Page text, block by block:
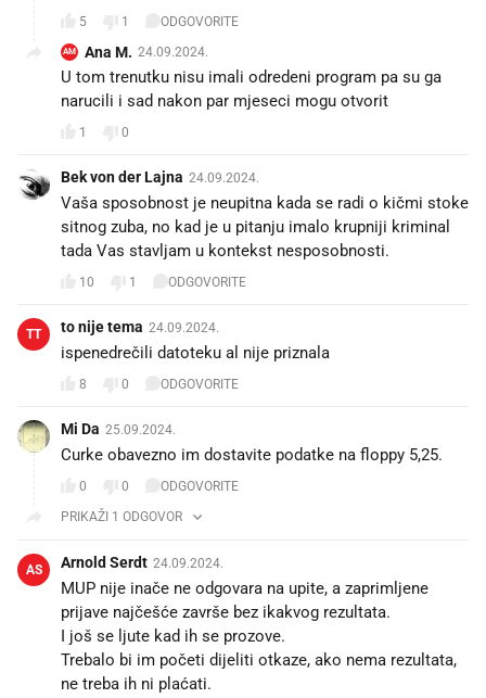
5 1 ODGOVORITE
AM Ana M. 24.09.2024.
U tom trenutku nisu imali odredeni program pa su ga
narucili i sad nakon par mjeseci mogu otvorit
1 0
Bek von der Lajna 24.09.2024.
Vaša sposobnost je neupitna kada se radi o kičmi stoke
sitnog zuba, no kad je u pitanju imalo krupniji kriminal
tada Vas stavljam u kontekst nesposobnosti.
10 1 ODGOVORITE
TT to nije tema 24.09.2024.
ispenedrečili datoteku al nije priznala
8 0 ODGOVORITE
Mi Da 25.09.2024.
Curke obavezno im dostavite podatke na floppy 5,25.
0 0
ODGOVORITE
PRIKAŽI 1 ODGOVOR
AS Arnold Serdt 24.09.2024.
MUP nije inače ne odgovara na upite, a zaprimljene
prijave najčešće završe bez ikakvog rezultata.
I još se ljute kad ih se prozove.
Trebalo bi im početi dijeliti otkaze, ako nema rezultata,
ne treba ih ni plaćati.